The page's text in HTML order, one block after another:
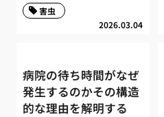
2026.03.04
害虫
病院の待ち時間がなぜ
発生するのかその構造
的な理由を解明する